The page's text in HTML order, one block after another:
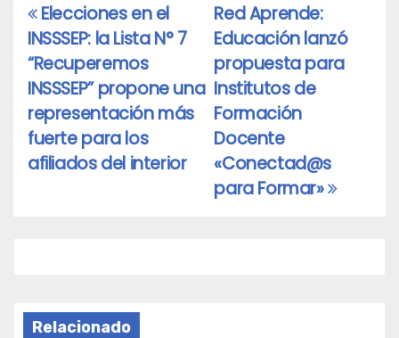
Navegación
de
entradas
Red Aprende:
Educación lanzó
propuesta para
Institutos de
Formación
Docente
«Conectad@s
para Formar»
Elecciones en el
INSSSEP: la Lista N° 7
“Recuperemos
INSSSEP” propone una
representación más
fuerte para los
afiliados del interior
Relacionado